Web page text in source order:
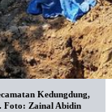
Kedungdung,
Foto: Zainal Abidin